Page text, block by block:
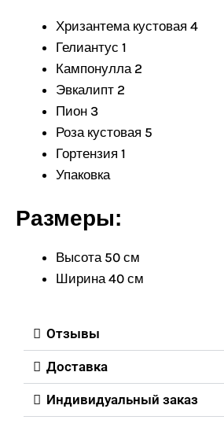
Хризантема кустовая 4
Гелиантус 1
Кампонулла 2
Эвкалипт 2
Пион 3
Роза кустовая 5
Гортензия 1
Упаковка
Размеры:
Высота 50 см
Ширина 40 см
Отзывы
Доставка
Индивидуальный заказ